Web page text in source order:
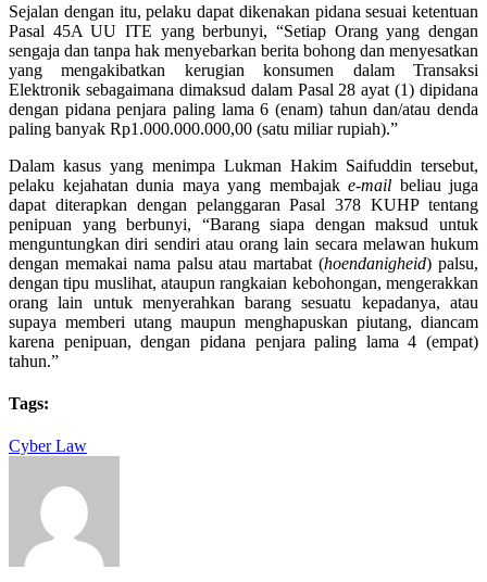
Sejalan dengan itu, pelaku dapat dikenakan pidana sesuai ketentuan
Pasal 45A UU ITE yang berbunyi, “Setiap Orang yang dengan
sengaja dan tanpa hak menyebarkan berita bohong dan menyesatkan
yang mengakibatkan kerugian konsumen dalam Transaksi
Elektronik sebagaimana dimaksud dalam Pasal 28 ayat (1) dipidana
dengan pidana penjara paling lama 6 (enam) tahun dan/atau denda
paling banyak Rp1.000.000.000,00 (satu miliar rupiah).”
Dalam kasus yang menimpa Lukman Hakim Saifuddin tersebut,
pelaku kejahatan dunia maya yang membajak e-mail beliau juga
dapat diterapkan dengan pelanggaran Pasal 378 KUHP tentang
penipuan yang berbunyi, “Barang siapa dengan maksud untuk
menguntungkan diri sendiri atau orang lain secara melawan hukum
dengan memakai nama palsu atau martabat (hoendanigheid) palsu,
dengan tipu muslihat, ataupun rangkaian kebohongan, mengerakkan
orang lain untuk menyerahkan barang sesuatu kepadanya, atau
supaya memberi utang maupun menghapuskan piutang, diancam
karena penipuan, dengan pidana penjara paling lama 4 (empat)
tahun.”
Tags:
Cyber Law